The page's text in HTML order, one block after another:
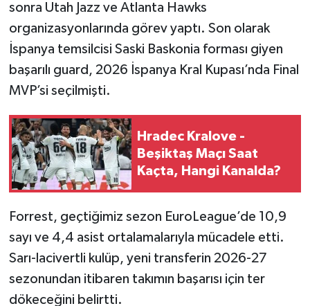
sonra Utah Jazz ve Atlanta Hawks
organizasyonlarında görev yaptı. Son olarak
İspanya temsilcisi Saski Baskonia forması giyen
başarılı guard, 2026 İspanya Kral Kupası’nda Final
MVP’si seçilmişti.
Hradec Kralove -
Beşiktaş Maçı Saat
Kaçta, Hangi Kanalda?
Forrest, geçtiğimiz sezon EuroLeague’de 10,9
sayı ve 4,4 asist ortalamalarıyla mücadele etti.
Sarı-lacivertli kulüp, yeni transferin 2026-27
sezonundan itibaren takımın başarısı için ter
dökeceğini belirtti.